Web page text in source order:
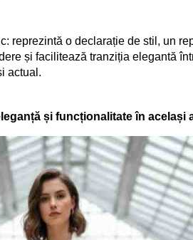
reprezintă o declarație de stil, un
și facilitează tranziția elegantă
actual.
și funcționalitate în același